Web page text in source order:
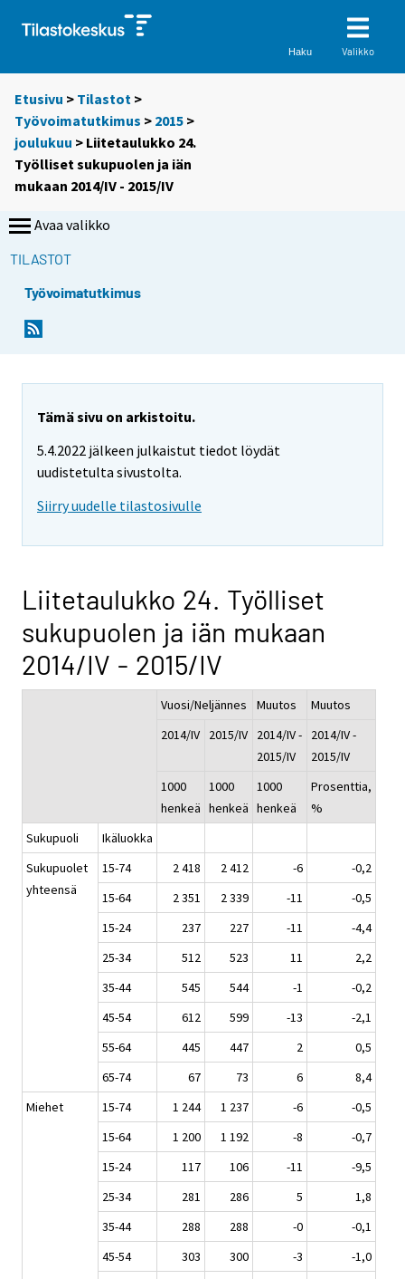
Haku Valikko
Etusivu > Tilastot >
Työvoimatutkimus > 2015 >
joulukuu > Liitetaulukko 24.
Työlliset sukupuolen ja iän
mukaan 2014/IV - 2015/IV
Avaa valikko
TILASTOT
Työvoimatutkimus
Tämä sivu on arkistoitu.
5.4.2022 jälkeen julkaistut tiedot löydät
uudistetulta sivustolta.
Siirry uudelle tilastosivulle
Liitetaulukko 24. Työlliset
sukupuolen ja iän mukaan
2014/IV - 2015/IV
Vuosi/Neljännes Muutos
Muutos
2014/IV
2015/IV
2014/IV -
2015/IV
2014/IV -
2015/IV
1000
henkeä
1000
henkeä
1000
henkeä
Prosenttia,
%
Sukupuoli
Ikäluokka
Sukupuolet
yhteensä
15-74 2 418 2 412 -6
-0,2
15-64
2 351 2 339 -11
-0,5
15-24
237 227 -11
-4,4
25-34
512 523 11
2,2
35-44
545 544 -1
-0,2
45-54
612 599 -13
-2,1
55-64
445 447 2
0,5
65-74
67 73 6
8,4
Miehet
15-74 1 244 1 237 -6
-0,5
15-64
1 200 1 192 -8
-0,7
15-24
117 106 -11
-9,5
25-34
281 286 5
1,8
35-44
288 288 -0
-0,1
45-54
303 300 -3
-1,0